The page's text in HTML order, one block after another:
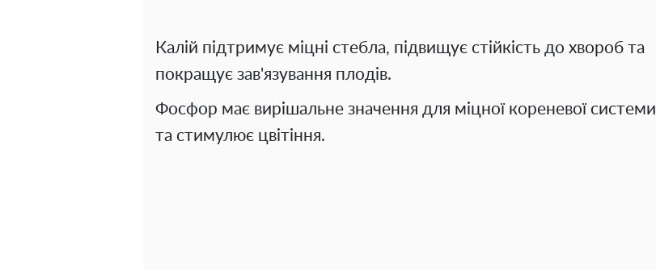
Калій підтримує міцні стебла, підвищує стійкість до хвороб та
покращує зав'язування плодів.
Фосфор має вирішальне значення для міцної кореневої системи
та стимулює цвітіння.